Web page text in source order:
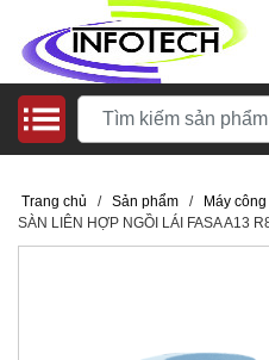
Trang chủ / Sản phẩm / Máy
SÀN LIÊN HỢP NGỒI LÁI FASA A13